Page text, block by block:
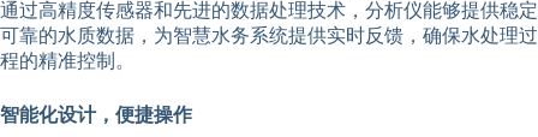
通过高精度传感器和先进的数据处理技术，分析仪能够提供稳定
可靠的水质数据，为智慧水务系统提供实时反馈，确保水处理过
程的精准控制。
智能化设计，便捷操作